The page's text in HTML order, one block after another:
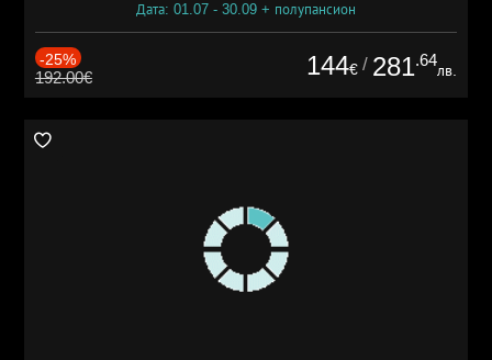
Дата: 01.07 - 30.09 + полупансион
-25%
192.00€ 144€ / 281.64
лв.